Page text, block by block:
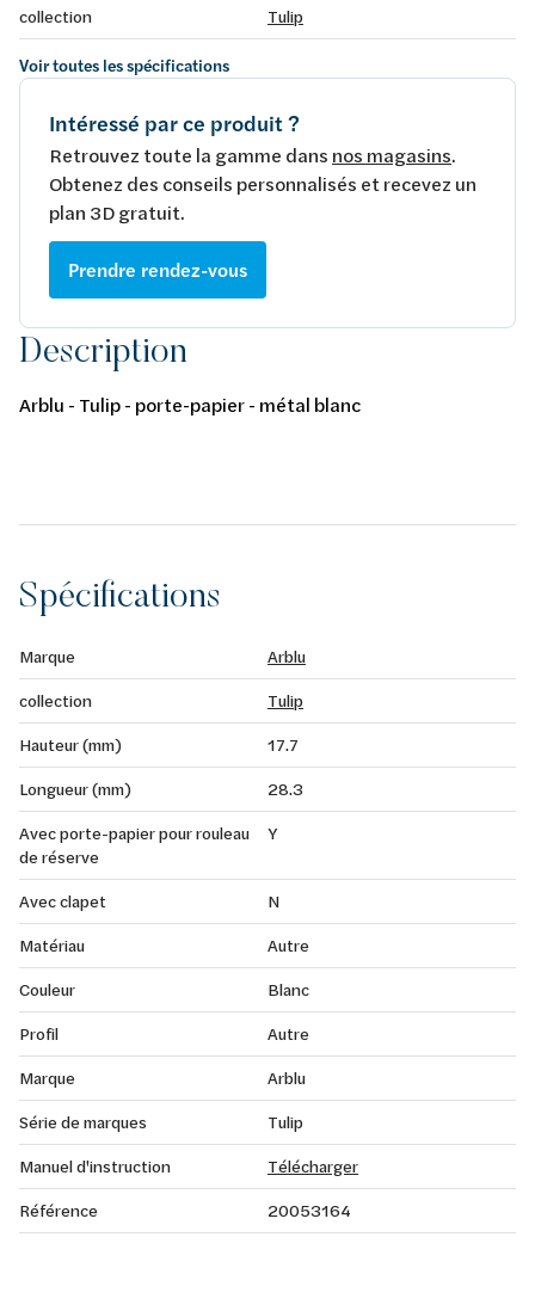
collection
Tulip
Voir toutes les spécifications
Intéressé par ce produit ?
Retrouvez toute la gamme dans nos magasins.
Obtenez des conseils personnalisés et recevez un
plan 3D gratuit.
Prendre rendez-vous
Description
Arblu - Tulip - porte-papier - métal blanc
Spécifications
Marque
Arblu
collection
Tulip
Hauteur (mm)
17.7
Longueur (mm)
28.3
Avec porte-papier pour rouleau
de réserve
Y
Avec clapet
N
Matériau
Autre
Couleur
Blanc
Profil
Autre
Marque
Arblu
Série de marques
Tulip
Manuel d'instruction
Télécharger
Référence
20053164